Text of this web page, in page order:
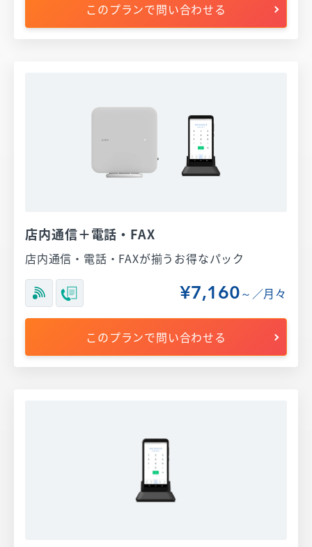
このプランで問い合わせる
店内通信＋電話・FAX
店内通信・電話・FAXが揃うお得なパック
¥7,160～／月々
このプランで問い合わせる